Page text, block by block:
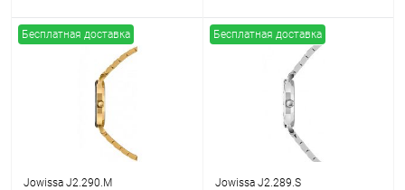
Бесплатная доставка
Jowissa J2.290.M
Бесплатная доставка
Jowissa J2.289.S